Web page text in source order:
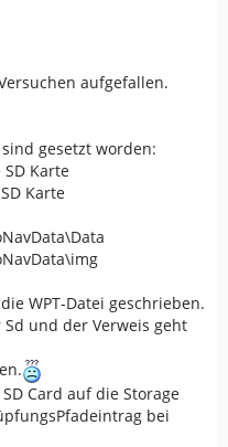
aufgefallen.
gesetzt worden:
Karte
Karte
WPT-Datei geschrieben.
und der Verweis geht
Card auf die Storage
bei